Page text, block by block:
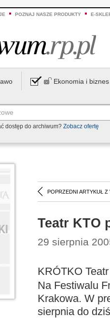
POZNAJ NASZE PRODUKTY E-
Ekonomia i biznes
dostęp do archiwum? Zobacz ofertę
POPRZEDNI ARTYKUŁ Z
Teatr KTO
29 sierpnia
KRÓTKO
Na Festiwalu
Krakowa. W
sierpnia do